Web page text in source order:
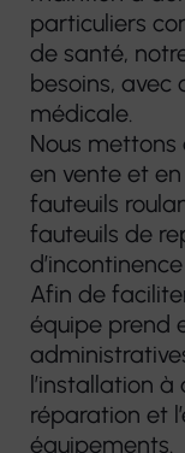
particuliers
de santé,
besoins, avec
médicale.
Nous
en vente et
fauteuils
fauteuils de
Afin de
équipe prend
l’installation
réparation et
équipements.